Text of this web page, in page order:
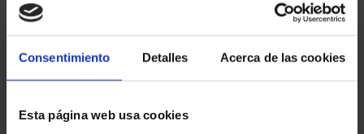
Consentimiento Detalles Acerca de las cookies
Esta página web usa cookies